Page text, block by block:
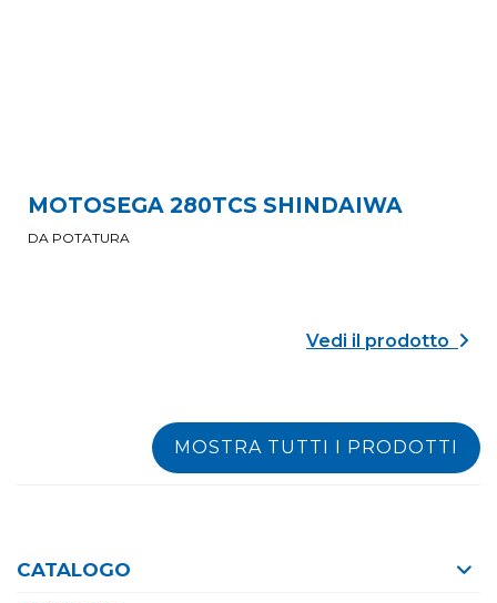
MOTOSEGA 280TCS SHINDAIWA
DA POTATURA
Vedi il prodotto
MOSTRA TUTTI I PRODOTTI
CATALOGO